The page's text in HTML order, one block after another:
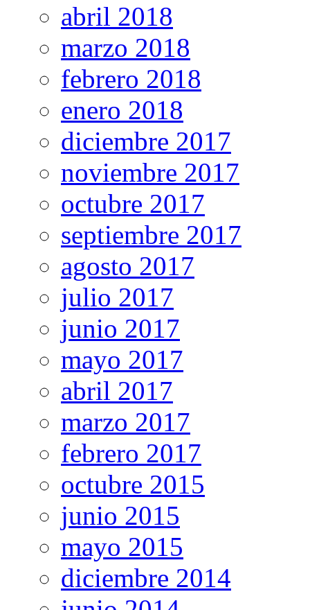
abril 2018
marzo 2018
febrero 2018
enero 2018
diciembre 2017
noviembre 2017
octubre 2017
septiembre 2017
agosto 2017
julio 2017
junio 2017
mayo 2017
abril 2017
marzo 2017
febrero 2017
octubre 2015
junio 2015
mayo 2015
diciembre 2014